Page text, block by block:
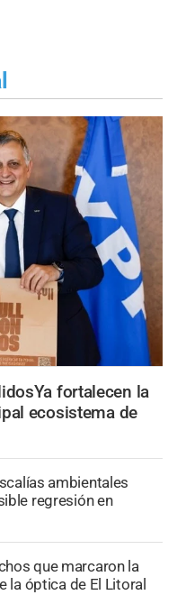
fortalecen la
ecosistema de
ambientales
regresión en
que marcaron la
la óptica de El Litoral